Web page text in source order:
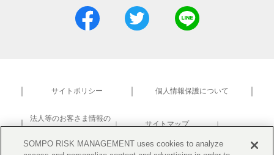
サイトポリシー 個人情報保護について
法人等のお客さま情報の
共同利用について
サイトマップ
研究活動における不正防止
SOMPO RISK MANAGEMENT uses cookies to analyze